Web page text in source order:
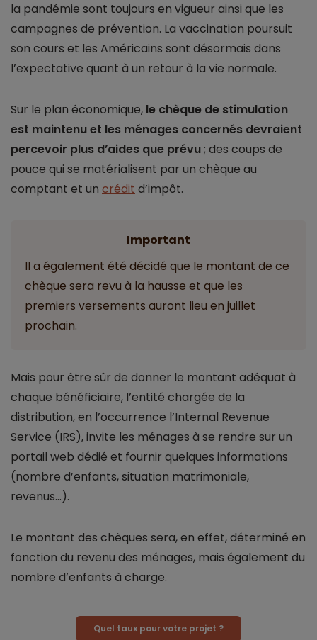
la pandémie sont toujours en vigueur ainsi que les
campagnes de prévention. La vaccination poursuit
son cours et les Américains sont désormais dans
l’expectative quant à un retour à la vie normale.
Sur le plan économique, le chèque de stimulation
est maintenu et les ménages concernés devraient
percevoir plus d’aides que prévu; des coups de
pouce qui se matérialisent par un chèque au
comptant et un crédit d’impôt.
Important
Il a également été décidé que le montant de ce
chèque sera revu à la hausse et que les
premiers versements auront lieu en juillet
prochain.
Mais pour être sûr de donner le montant adéquat à
chaque bénéficiaire, l’entité chargée de la
distribution, en l’occurrence l’Internal Revenue
Service (IRS), invite les ménages à se rendre sur un
portail web dédié et fournir quelques informations
(nombre d’enfants, situation matrimoniale,
revenus…).
Le montant des chèques sera, en effet, déterminé en
fonction du revenu des ménages, mais également du
nombre d’enfants à charge.
Quel taux pour votre projet ?